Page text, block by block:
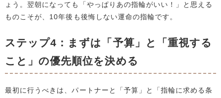
ょう。翌朝になっても「やっぱりあの指輪がいい！」と思える
ものこそが、10年後も後悔しない運命の指輪です。
ステップ4：まずは「予算」と「重視する
こと」の優先順位を決める
最初に行うべきは、パートナーと「予算」と「指輪に求める条